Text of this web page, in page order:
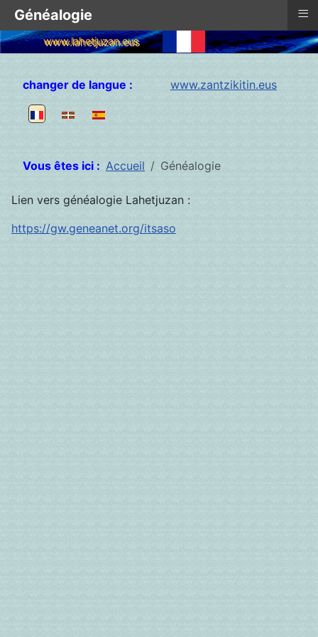
www.lahetjuzan.eus
Sélectionnez votre langue
changer de langue : www.zantzikitin.eus
Vous êtes ici : Accueil Généalogie
Lien vers généalogie Lahetjuzan :
https://gw.geneanet.org/itsaso
Généalogie ≡